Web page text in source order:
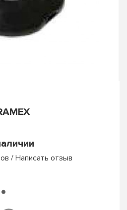
/ Написать отзыв